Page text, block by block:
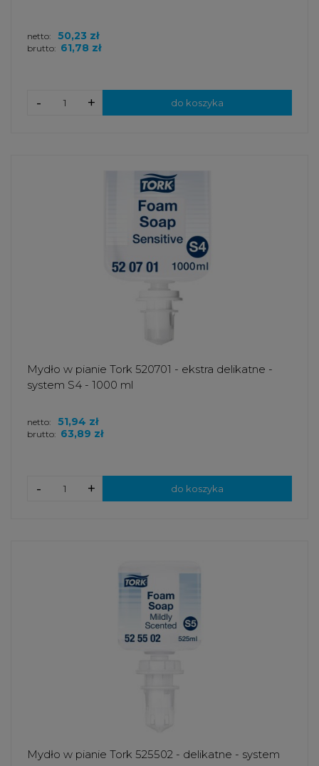
brutto: 61,78 zł
netto: 50,23 zł
+
- do koszyka
Mydło w pianie Tork 520701 - ekstra delikatne -
system S4 - 1000 ml
brutto: 63,89 zł
netto: 51,94 zł
+
- do koszyka
Mydło w pianie Tork 525502 - delikatne - system